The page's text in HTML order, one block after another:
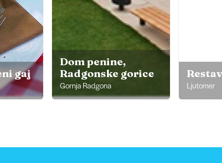
gaj
Dom penine,
Radgonske gorice
Gornja Radgona Ljutomer